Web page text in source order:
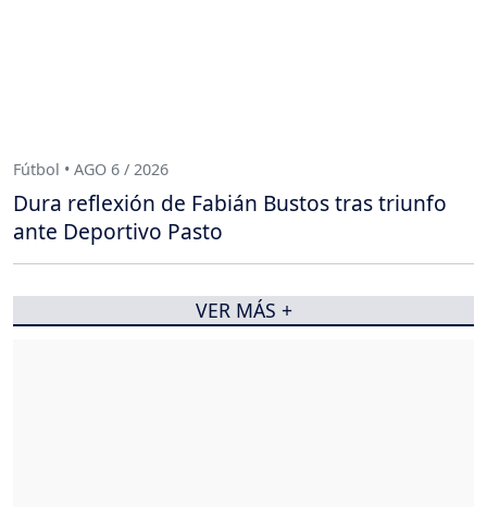
Fútbol • AGO 6 / 2026
Dura reflexión de Fabián Bustos tras triunfo
ante Deportivo Pasto
VER MÁS +